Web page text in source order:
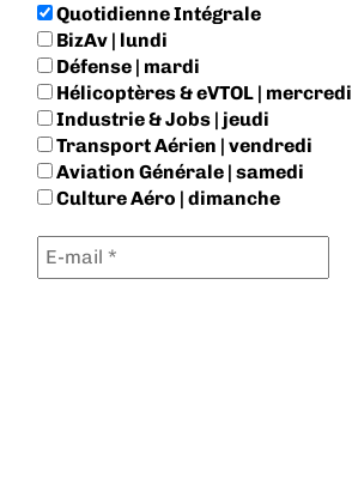
Quotidienne Intégrale
BizAv | lundi
Défense | mardi
Hélicoptères & eVTOL | mercredi
Industrie & Jobs | jeudi
Transport Aérien | vendredi
Aviation Générale | samedi
Culture Aéro | dimanche